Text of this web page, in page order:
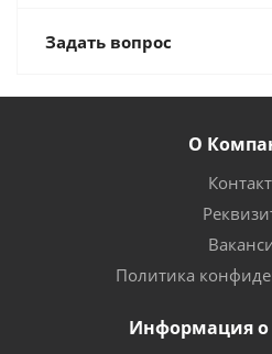
Задать вопрос
О
Политика
Информация о